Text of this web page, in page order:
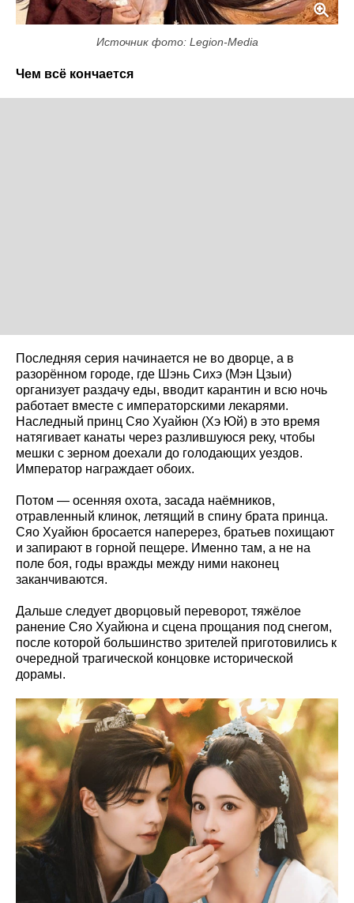
Источник фото: Legion-Media
Чем всё кончается
Последняя серия начинается не во дворце, а в
разорённом городе, где Шэнь Сихэ (Мэн Цзыи)
организует раздачу еды, вводит карантин и всю ночь
работает вместе с императорскими лекарями.
Наследный принц Сяо Хуайюн (Хэ Юй) в это время
натягивает канаты через разлившуюся реку, чтобы
мешки с зерном доехали до голодающих уездов.
Император награждает обоих.
Потом — осенняя охота, засада наёмников,
отравленный клинок, летящий в спину брата принца.
Сяо Хуайюн бросается наперерез, братьев похищают
и запирают в горной пещере. Именно там, а не на
поле боя, годы вражды между ними наконец
заканчиваются.
Дальше следует дворцовый переворот, тяжёлое
ранение Сяо Хуайюна и сцена прощания под снегом,
после которой большинство зрителей приготовились к
очередной трагической концовке исторической
дорамы.